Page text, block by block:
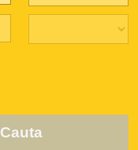
Cauta